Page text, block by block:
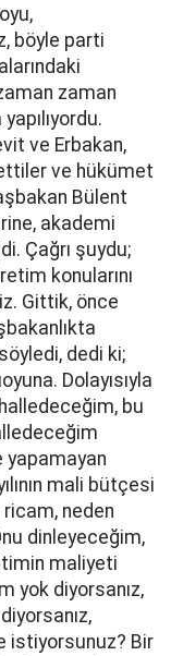
böyle parti
zaman
ve Erbakan,
ve hükümet
Bülent
akademi
Çağrı şuydu;
konularını
Gittik, önce
dedi ki;
Dolayısıyla
bu
mali bütçesi
neden
dinleyeceğim,
maliyeti
yok diyorsanız,
istiyorsunuz? Bir